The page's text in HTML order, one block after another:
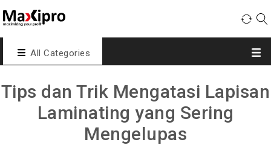
All Categories
Tips dan Trik Mengatasi Lapisan
Laminating yang Sering
Mengelupas